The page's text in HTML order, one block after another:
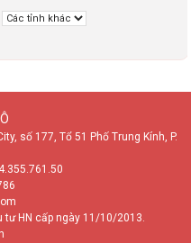
số 177, Tổ 51 Phố Trung Kính, P.
tư HN cấp ngày 11/10/2013.